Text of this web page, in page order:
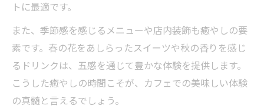
トに最適です。
また、季節感を感じるメニューや店内装飾も癒やしの要
素です。春の花をあしらったスイーツや秋の香りを感じ
るドリンクは、五感を通じて豊かな体験を提供します。
こうした癒やしの時間こそが、カフェでの美味しい体験
の真髄と言えるでしょう。